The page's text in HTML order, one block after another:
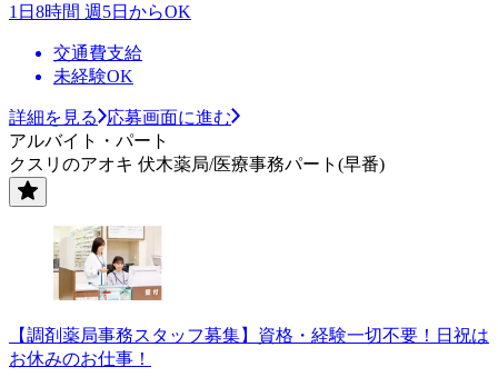
1日8時間 週5日からOK
交通費支給
未経験OK
詳細を見る
応募画面に進む
アルバイト・パート
クスリのアオキ 伏木薬局/医療事務パート(早番)
【調剤薬局事務スタッフ募集】資格・経験一切不要！日祝は
お休みのお仕事！